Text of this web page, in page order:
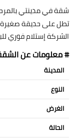
شقة في مدينتي
الشركة إستلام فوري للبيع كاش
# معلومات عن
المدينة
النوع
الغرض
الحالة